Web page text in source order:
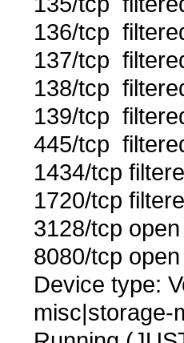
136/tcp
137/tcp
138/tcp
139/tcp
445/tcp
1434/tcp
1720/tcp
3128/tcp
8080/tcp
Device type:
misc|storage-